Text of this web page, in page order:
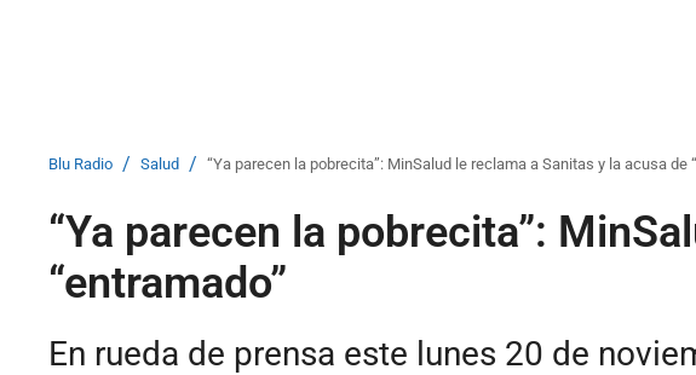
Blu Radio / Salud / “Ya parecen la pobrecita”: MinSalud le reclama a Sanitas y la acusa de
“Ya parecen la pobrecita”:
“entramado”
En rueda de prensa este lunes 20 de